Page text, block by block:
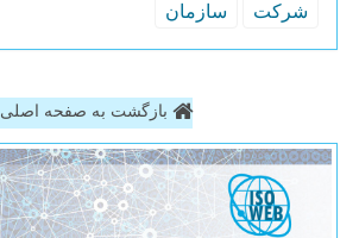
شركت
سازمان
بازگشت به صفحه اصلی